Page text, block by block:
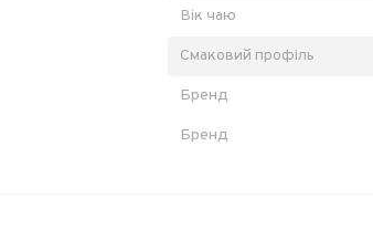
Вік чаю
Смаковий профіль
Бренд
Бренд